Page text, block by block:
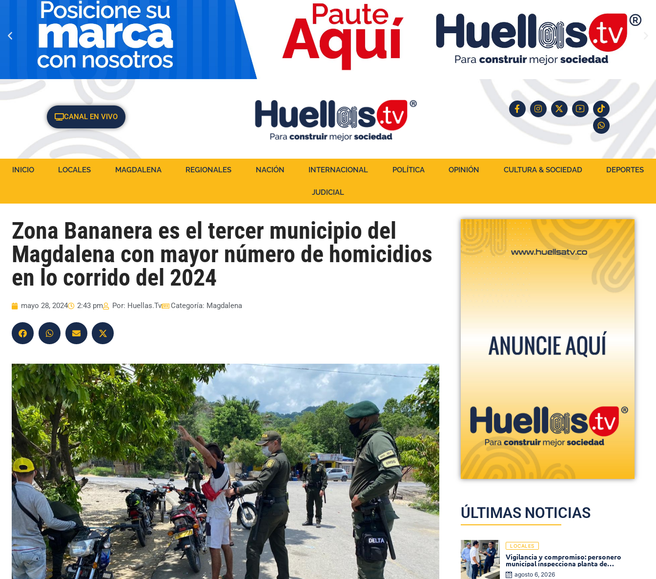
CANAL EN VIVO
INICIO LOCALES MAGDALENA REGIONALES NACIÓN INTERNACIONAL POLÍTICA OPINIÓN CULTURA & SOCIEDAD DEPORTES
JUDICIAL
Zona Bananera es el tercer municipio del
Magdalena con mayor número de homicidios
en lo corrido del 2024
mayo 28, 2024 2:43 pm Por: Huellas.Tv Categoría: Magdalena
ÚLTIMAS NOTICIAS
LOCALES
Vigilancia y compromiso: personero
municipal inspecciona planta de
tratamiento de agua
agosto 6, 2026